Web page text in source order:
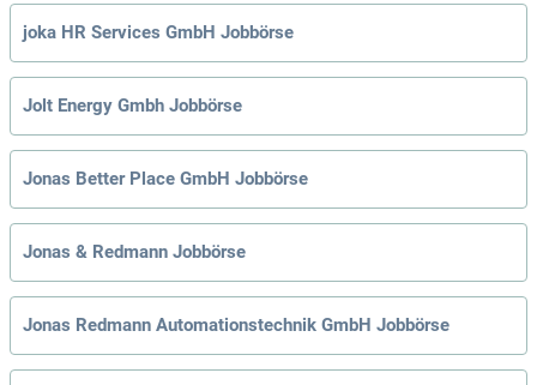
joka HR Services GmbH Jobbörse
Jolt Energy Gmbh Jobbörse
Jonas Better Place GmbH Jobbörse
Jonas & Redmann Jobbörse
Jonas Redmann Automationstechnik GmbH Jobbörse